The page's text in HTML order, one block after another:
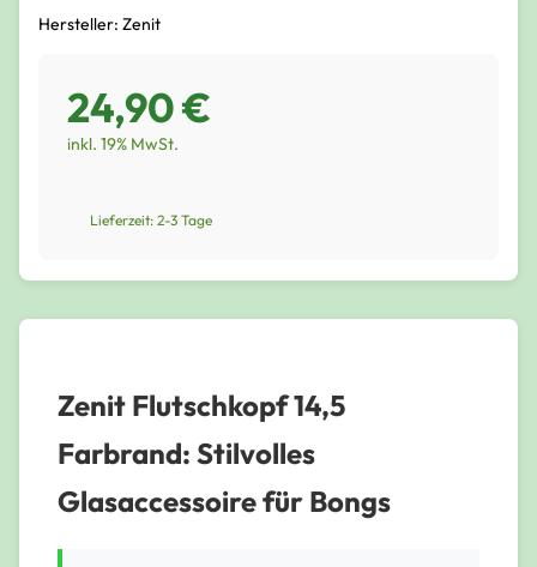
Hersteller: Zenit
24,90 €
inkl. 19% MwSt.
Lieferzeit: 2-3 Tage
Zenit Flutschkopf 14,5
Farbrand: Stilvolles
Glasaccessoire für Bongs